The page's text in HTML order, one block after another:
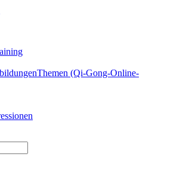
Themen (Qi-Gong-Online-